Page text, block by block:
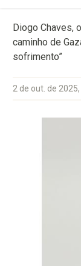
Diogo Chaves,
caminho de
sofrimento”
2 de out. de